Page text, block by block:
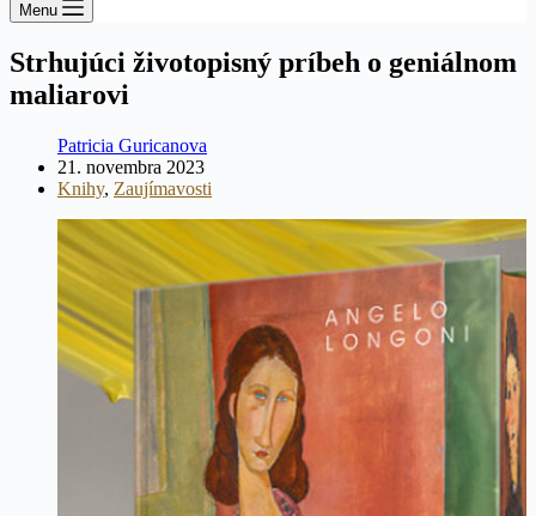
Menu
Strhujúci životopisný príbeh o geniálnom
maliarovi
Patricia Guricanova
21. novembra 2023
Knihy, Zaujímavosti